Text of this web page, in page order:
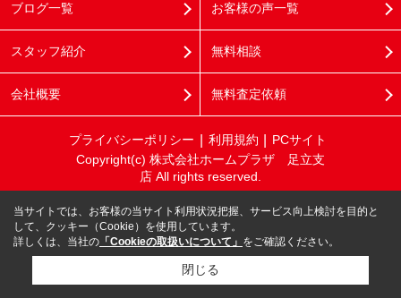
ブログ一覧
スタッフ紹介
会社概要
お客様の声一覧
無料相談
無料査定依頼
プライバシーポリシー 利用規約
PCサイト
Copyright(c) 株式会社ホームプラザ 足立支
店 All rights reserved.
当サイトでは、お客様の当サイト利用状況把握、サービス向上検討を目的と
して、クッキー（Cookie）を使用しています。
詳しくは、当社の 「Cookieの取扱いについて」 をご確認ください。
閉じる